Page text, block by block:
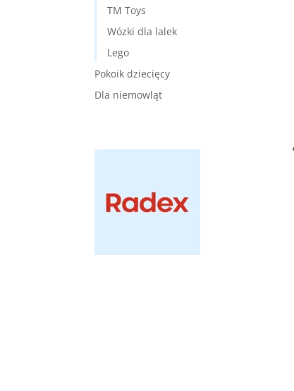
TM Toys
Wózki dla lalek
Lego
Pokoik dziecięcy
Dla niemowląt